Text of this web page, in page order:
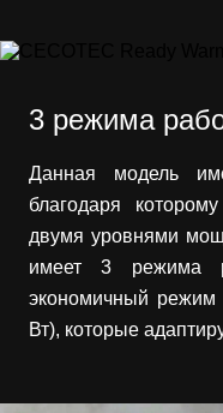
3 режима
Данная модель
благодаря
двумя уровнями
имеет 3 режима
экономичный режим
Вт), которые